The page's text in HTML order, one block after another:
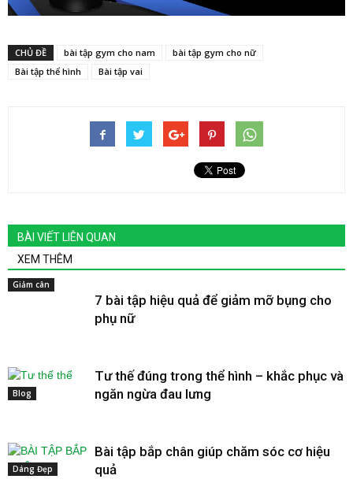
CHỦ ĐỀ bài tập gym cho nam
bài tập gym cho nữ
Bài tập thể hình
Bài tập vai
BÀI VIẾT LIÊN QUAN
XEM THÊM
Giảm cân
7 bài tập hiệu quả để giảm mỡ bụng cho
phụ nữ
Blog
Tư thế đúng trong thể hình – khắc phục và
ngăn ngừa đau lưng
Dáng Đẹp
Bài tập bắp chân giúp chăm sóc cơ hiệu
quả